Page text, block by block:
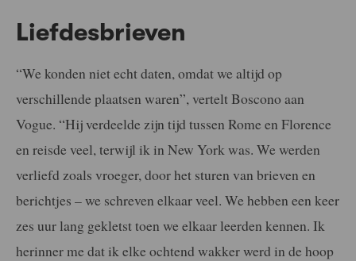
Liefdesbrieven
“We konden niet echt daten, omdat we altijd op
verschillende plaatsen waren”, vertelt Boscono aan
Vogue. “Hij verdeelde zijn tijd tussen Rome en Florence
en reisde veel, terwijl ik in New York was. We werden
verliefd zoals vroeger, door het sturen van brieven en
berichtjes – we schreven elkaar veel. We hebben een keer
zes uur lang gekletst toen we elkaar leerden kennen. Ik
herinner me dat ik elke ochtend wakker werd in de hoop